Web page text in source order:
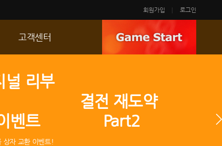
회원가입 로그인
널 리부
전 재도약
이벤트 Part2
상자 교환 이벤트!
고객센터
문의/신고
운영정책